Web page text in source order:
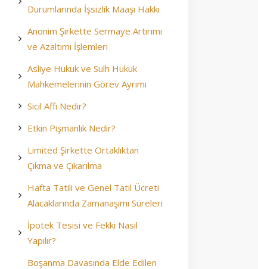
Durumlarında İşsizlik Maaşı Hakkı
Anonim Şirkette Sermaye Artırımı
ve Azaltımı İşlemleri
Asliye Hukuk ve Sulh Hukuk
Mahkemelerinin Görev Ayrımı
Sicil Affı Nedir?
Etkin Pişmanlık Nedir?
Limited Şirkette Ortaklıktan
Çıkma ve Çıkarılma
Hafta Tatili ve Genel Tatil Ücreti
Alacaklarında Zamanaşımı Süreleri
İpotek Tesisi ve Fekki Nasıl
Yapılır?
Boşanma Davasında Elde Edilen